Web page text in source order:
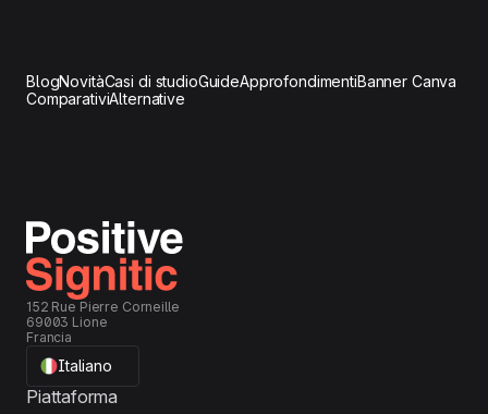
BlogNovitàCasi di studioGuideApprofondimentiBanner Canva
ComparativiAlternative
152 Rue Pierre Corneille
69003 Lione
Francia
Italiano
Piattaforma